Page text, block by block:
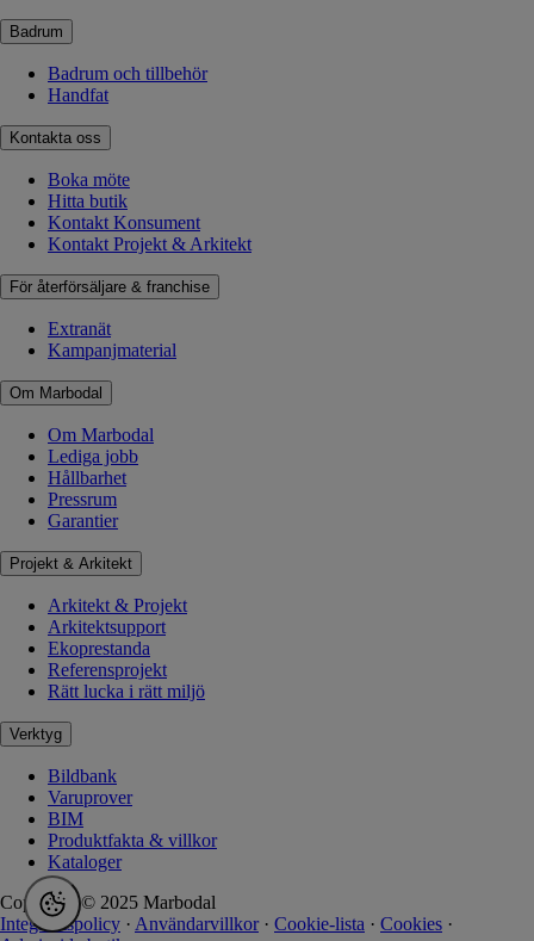
Badrum
Badrum och tillbehör
Handfat
Kontakta oss
Boka möte
Hitta butik
Kontakt Konsument
Kontakt Projekt & Arkitekt
För återförsäljare & franchise
Extranät
Kampanjmaterial
Om Marbodal
Om Marbodal
Lediga jobb
Hållbarhet
Pressrum
Garantier
Projekt & Arkitekt
Arkitekt & Projekt
Arkitektsupport
Ekoprestanda
Referensprojekt
Rätt lucka i rätt miljö
Verktyg
Bildbank
Varuprover
BIM
Produktfakta & villkor
Kataloger
Copyright © 2025 Marbodal
Integritetspolicy · Användarvillkor · Cookie-lista · Cookies ·